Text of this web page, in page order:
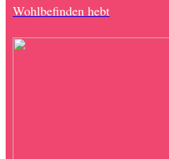
Wohlbefinden hebt